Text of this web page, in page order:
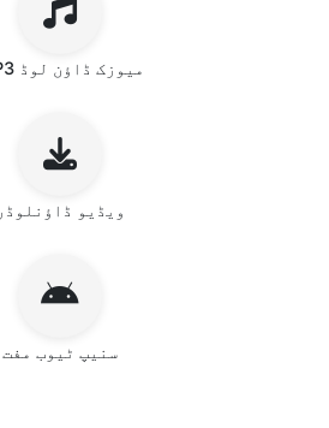
MP3 میوزک ڈاؤن لوڈ
ویڈیو ڈاؤنلوڈر
سنیپ ٹیوب مفت